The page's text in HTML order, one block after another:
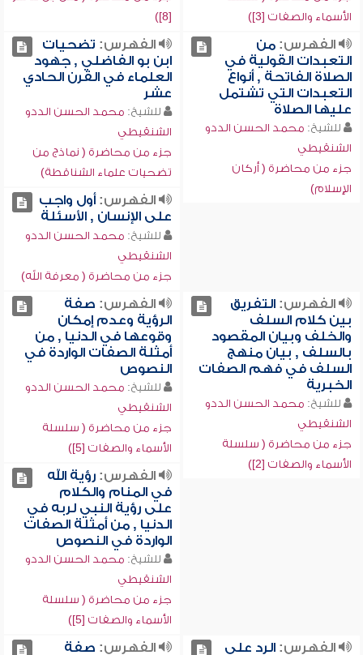
الأسماء والصفات [3])
[8])
الفهرس:من
التعبدات القولية في
الصلاة الفاتحة , أنواع
التعبدات التي تشتمل
عليها الصلاة
للشيخ: محمد الحسن الددو
الشنقيطي
جزء من محاضرة ( أركان
الإسلام)
الفهرس: تضحيات
ابن بو الفاضلي , جهود
العلماء في القرن الحادي
عشر
للشيخ: محمد الحسن الددو
الشنقيطي
جزء من محاضرة ( نماذج من
تضحيات علماء الشناقطة)
الفهرس:أول واجب
على الإنسان , الأسئلة
للشيخ: محمد الحسن الددو
الشنقيطي
جزء من محاضرة ( معرفة الله)
الفهرس:التفريق
بين كلام السلف
والخلف وبيان المقصود
بالسلف , بيان منهج
السلف في فهم الصفات
الخبرية
للشيخ: محمد الحسن الددو
الشنقيطي
جزء من محاضرة ( سلسلة
الأسماء والصفات [2])
الفهرس: صفة
الرؤية وعدم إمكان
وقوعها في الدنيا , من
أمثلة الصفات الواردة في
النصوص
للشيخ: محمد الحسن الددو
الشنقيطي
جزء من محاضرة ( سلسلة
الأسماء والصفات [5])
الفهرس:رؤية الله
في المنام والكلام
على رؤية النبي لربه في
الدنيا , من أمثلة الصفات
الواردة في النصوص
للشيخ: محمد الحسن الددو
الشنقيطي
جزء من محاضرة ( سلسلة
الأسماء والصفات [5])
الفهرس:الرد على
الفهرس: صفة